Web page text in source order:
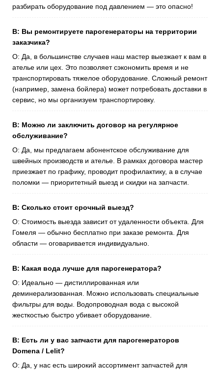
разбирать оборудование под давлением — это опасно!
В: Вы ремонтируете парогенераторы на территории
заказчика?
О: Да, в большинстве случаев наш мастер выезжает к вам в
ателье или цех. Это позволяет сэкономить время и не
транспортировать тяжелое оборудование. Сложный ремонт
(например, замена бойлера) может потребовать доставки в
сервис, но мы организуем транспортировку.
В: Можно ли заключить договор на регулярное
обслуживание?
О: Да, мы предлагаем абонентское обслуживание для
швейных производств и ателье. В рамках договора мастер
приезжает по графику, проводит профилактику, а в случае
поломки — приоритетный выезд и скидки на запчасти.
В: Сколько стоит срочный выезд?
О: Стоимость выезда зависит от удаленности объекта. Для
Гомеля — обычно бесплатно при заказе ремонта. Для
области — оговаривается индивидуально.
В: Какая вода лучше для парогенератора?
О: Идеально — дистиллированная или
деминерализованная. Можно использовать специальные
фильтры для воды. Водопроводная вода с высокой
жесткостью быстро убивает оборудование.
В: Есть ли у вас запчасти для парогенераторов
Domena / Lelit?
О: Да, у нас есть широкий ассортимент запчастей для